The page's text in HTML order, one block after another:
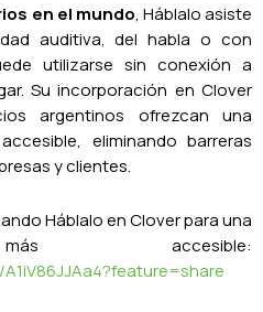
en el mundo, Háblalo asiste
auditiva, del habla o con
utilizarse sin conexión a
Su incorporación en Clover
argentinos ofrezcan una
eliminando barreras
y clientes.
Háblalo en Clover para una
accesible: